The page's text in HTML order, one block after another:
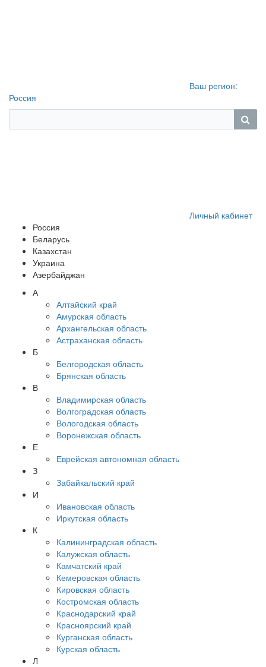
Ваш регион:
Россия
Личный кабинет
Россия
Беларусь
Казахстан
Украина
Азербайджан
А
Алтайский край
Амурская область
Архангельская область
Астраханская область
Б
Белгородская область
Брянская область
В
Владимирская область
Волгоградская область
Вологодская область
Воронежская область
Е
Еврейская автономная область
З
Забайкальский край
И
Ивановская область
Иркутская область
К
Калининградская область
Калужская область
Камчатский край
Кемеровская область
Кировская область
Костромская область
Краснодарский край
Красноярский край
Курганская область
Курская область
Л